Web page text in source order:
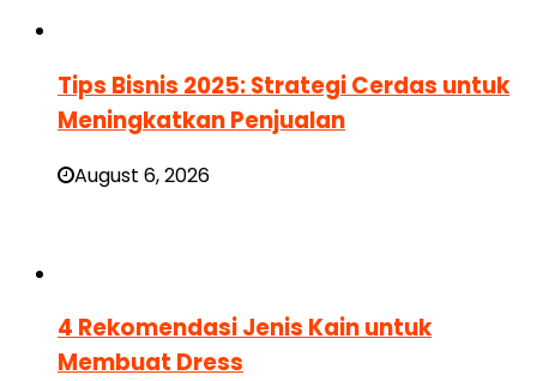
Tips Bisnis 2025: Strategi Cerdas untuk
Meningkatkan Penjualan
August 6, 2026
4 Rekomendasi Jenis Kain untuk
Membuat Dress